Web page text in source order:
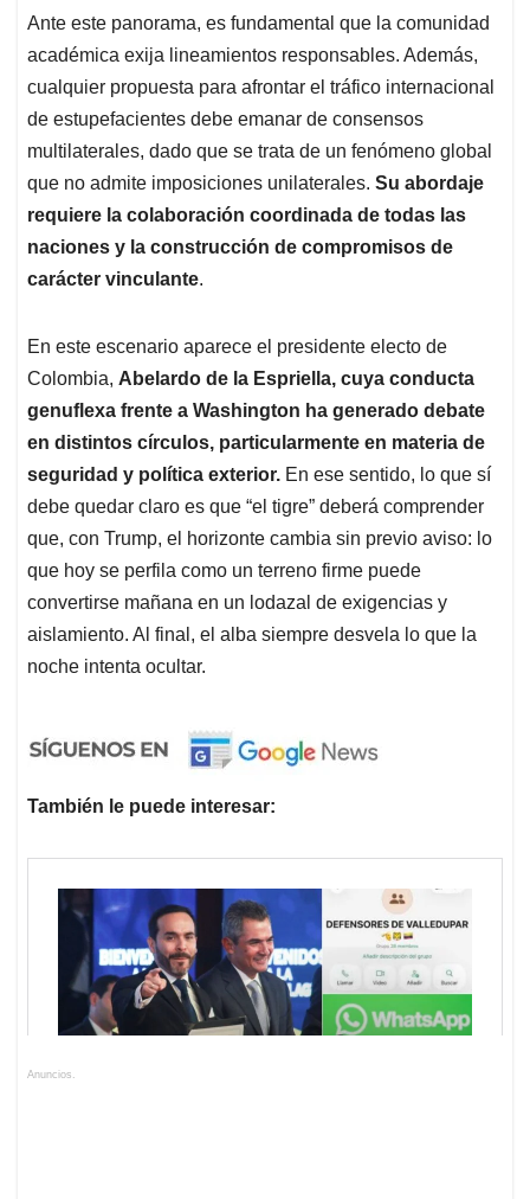
Ante este panorama, es fundamental que la comunidad
académica exija lineamientos responsables. Además,
cualquier propuesta para afrontar el tráfico internacional
de estupefacientes debe emanar de consensos
multilaterales, dado que se trata de un fenómeno global
que no admite imposiciones unilaterales. Su abordaje
requiere la colaboración coordinada de todas las
naciones y la construcción de compromisos de
carácter vinculante.
En este escenario aparece el presidente electo de
Colombia, Abelardo de la Espriella, cuya conducta
genuflexa frente a Washington ha generado debate
en distintos círculos, particularmente en materia de
seguridad y política exterior. En ese sentido, lo que sí
debe quedar claro es que “el tigre” deberá comprender
que, con Trump, el horizonte cambia sin previo aviso: lo
que hoy se perfila como un terreno firme puede
convertirse mañana en un lodazal de exigencias y
aislamiento. Al final, el alba siempre desvela lo que la
noche intenta ocultar.
También le puede interesar:
Anuncios.